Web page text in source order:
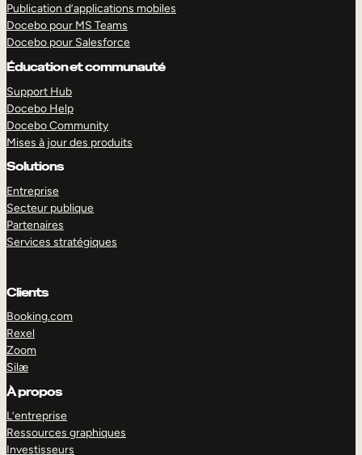
Publication d’applications mobiles
Docebo pour MS Teams
Docebo pour Salesforce
Éducation et communauté
Support Hub
Docebo Help
Docebo Community
Mises à jour des produits
Solutions
Entreprise
Secteur publique
Partenaires
Services stratégiques
Clients
Booking.com
Rexel
Zoom
Silæ
À propos
L’entreprise
Ressources graphiques
Investisseurs